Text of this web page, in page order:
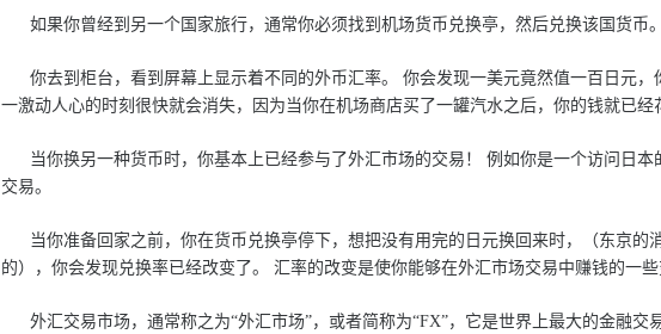
如果你曾经到另一个国家旅行，通常你必须找到机场货币兑换亭，然后兑换该国货币
你去到柜台，看到屏幕上显示着不同的外币汇率。 你会发现一美元竟然值一百日元，
一激动人心的时刻很快就会消失，因为当你在机场商店买了一罐汽水之后，你的钱就已经
当你换另一种货币时，你基本上已经参与了外汇市场的交易！ 例如你是一个访问日本
交易。
当你准备回家之前，你在货币兑换亭停下，想把没有用完的日元换回来时，（东京的
的），你会发现兑换率已经改变了。 汇率的改变是使你能够在外汇市场交易中赚钱的一
外汇交易市场，通常称之为“外汇市场”，或者简称为“FX”，它是世界上最大的金融交